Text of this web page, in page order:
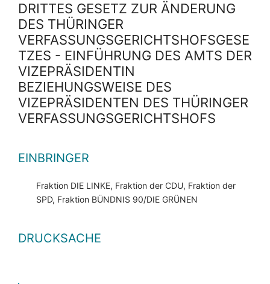
DRITTES GESETZ ZUR ÄNDERUNG
DES THÜRINGER
VERFASSUNGSGERICHTSHOFSGESE
TZES - EINFÜHRUNG DES AMTS DER
VIZEPRÄSIDENTIN
BEZIEHUNGSWEISE DES
VIZEPRÄSIDENTEN DES THÜRINGER
VERFASSUNGSGERICHTSHOFS
EINBRINGER
Fraktion DIE LINKE, Fraktion der CDU, Fraktion der
SPD, Fraktion BÜNDNIS 90/DIE GRÜNEN
DRUCKSACHE